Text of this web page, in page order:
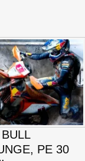
PE 30